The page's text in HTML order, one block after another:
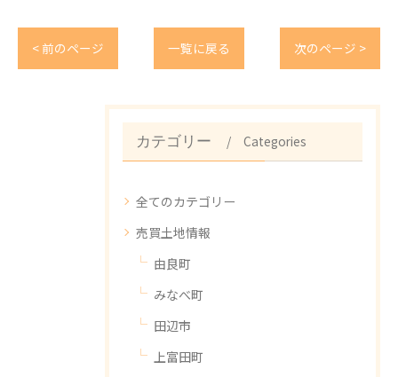
< 前のページ 一覧に戻る 次のページ >
カテゴリー Categories
全てのカテゴリー
売買土地情報
由良町
みなべ町
田辺市
上富田町